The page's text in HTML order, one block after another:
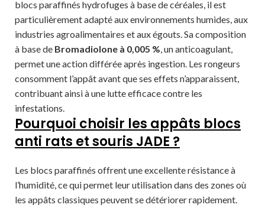
blocs paraffinés hydrofuges à base de céréales, il est
particulièrement adapté aux environnements humides, aux
industries agroalimentaires et aux égouts. Sa composition
à base de Bromadiolone à 0,005 %, un anticoagulant,
permet une action différée après ingestion. Les rongeurs
consomment l’appât avant que ses effets n’apparaissent,
contribuant ainsi à une lutte efficace contre les
infestations.
Pourquoi choisir les appâts blocs
anti rats et souris JADE ?
Les blocs paraffinés offrent une excellente résistance à
l’humidité, ce qui permet leur utilisation dans des zones où
les appâts classiques peuvent se détériorer rapidement.